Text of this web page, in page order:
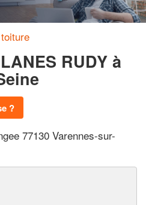
RUDY à
?
77130 Varennes-sur-